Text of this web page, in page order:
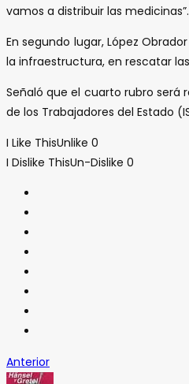
vamos a distribuir las medicinas”.
En segundo lugar, López
la infraestructura, en rescatar
Señaló que el cuarto rubro será
de los Trabajadores del Estado
I Like ThisUnlike 0
I Dislike ThisUn-Dislike 0
Anterior